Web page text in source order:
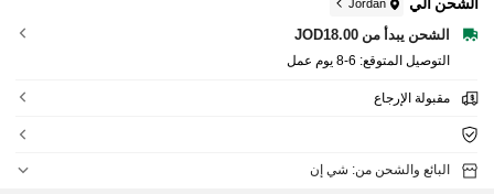
Jordan
الشحن يبدأ من JOD18.00
التوصيل المتوقع: 6-8 يوم عمل
مقبولة الإرجاع
البائع والشحن من: شي إن